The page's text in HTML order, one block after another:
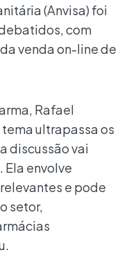
(Anvisa) foi
com
venda on-line de
Rafael
ultrapassa os
discussão vai
envolve
e pode
setor,